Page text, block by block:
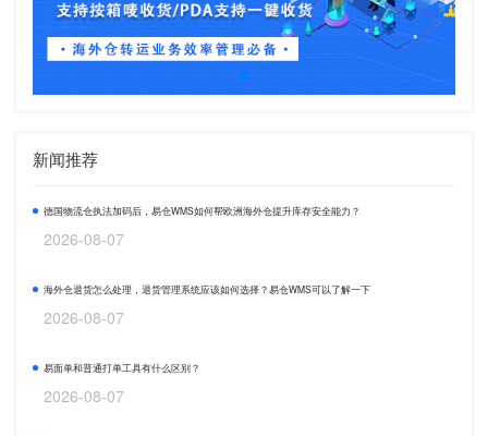
新闻推荐
德国物流仓执法加码后，易仓WMS如何帮欧洲海外仓提升库存安全能力？
2026-08-07
海外仓退货怎么处理，退货管理系统应该如何选择？易仓WMS可以了解一下
2026-08-07
易面单和普通打单工具有什么区别？
2026-08-07